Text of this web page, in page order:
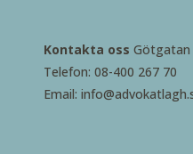
Kontakta oss Götgatan
Telefon: 08-400 267 70
Email: